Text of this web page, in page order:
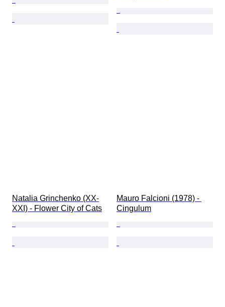
Natalia Grinchenko (XX-
XXI) - Flower City of Cats
Mauro Falcioni (1978) -
Cingulum